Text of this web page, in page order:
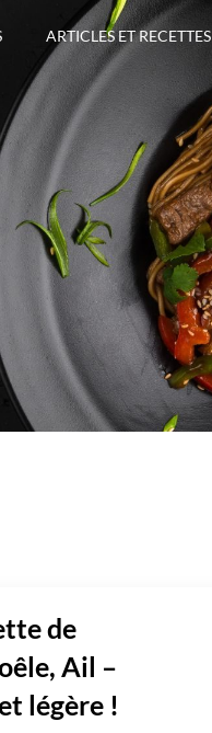
ARTICLES ET RECETTES
de
Ail –
légère !